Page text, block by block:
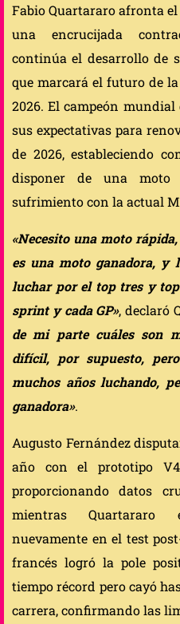
Fabio Quartararo afronta
una encrucijada
continúa el desarrollo de
que marcará el futuro de
2026. El campeón mundial
sus expectativas para
de 2026, estableciendo
disponer de una moto
sufrimiento con la actual
«Necesito una moto
es una moto ganadora, y
luchar por el top tres y top
sprint y cada GP», declaró
de mi parte cuáles son
difícil, por supuesto,
muchos años luchando,
ganadora».
Augusto Fernández
año con el prototipo
proporcionando datos
mientras Quartararo
nuevamente en el test
francés logró la pole
tiempo récord pero cayó
carrera, confirmando las